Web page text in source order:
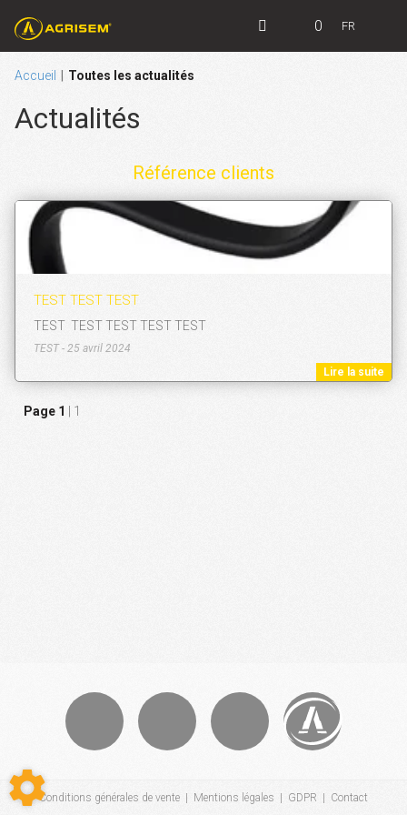
0 FR
Accueil Toutes les actualités
Actualités
Référence clients
TEST TEST TEST
TEST TEST TEST TEST TEST
TEST - 25 avril 2024
Lire la suite
Page 1 | 1
Conditions générales de vente Mentions légales GDPR Contact